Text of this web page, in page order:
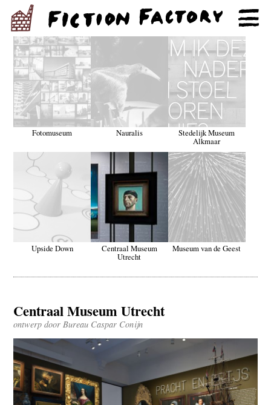
Fotomuseum Nauralis Stedelijk Museum
Alkmaar
Upside Down Centraal Museum
Utrecht
Museum van de Geest
Centraal Museum Utrecht
ontwerp door Bureau Caspar Conijn